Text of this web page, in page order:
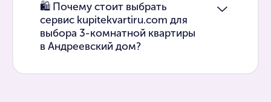
🛍 Почему стоит выбрать
сервис kupitekvartiru.com для
выбора 3-комнатной квартиры
в Андреевский дом?